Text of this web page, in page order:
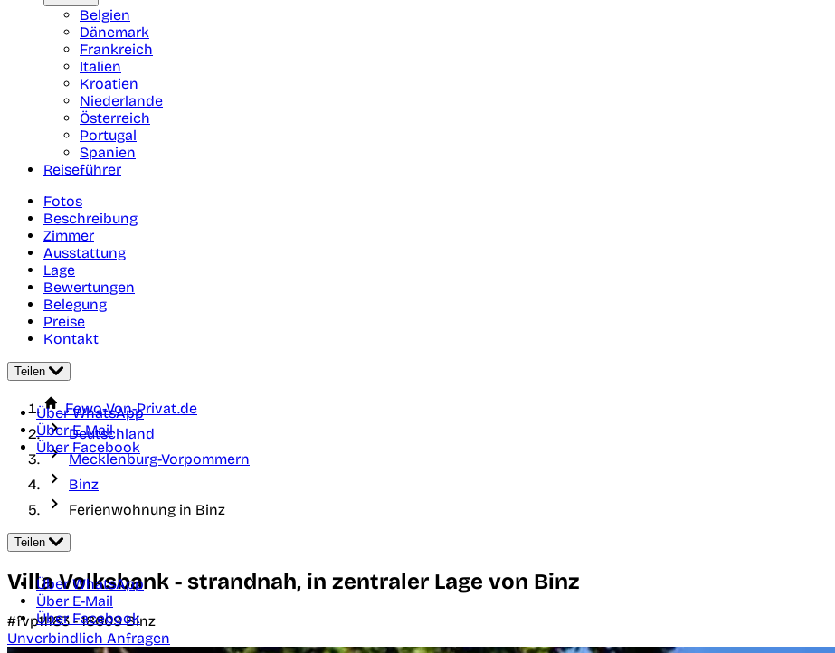
Belgien
Dänemark
Frankreich
Italien
Kroatien
Niederlande
Österreich
Portugal
Spanien
Reiseführer
Fotos
Beschreibung
Zimmer
Ausstattung
Lage
Bewertungen
Belegung
Preise
Kontakt
Teilen
Über WhatsApp
Über E-Mail
Über Facebook
Fewo-Von-Privat.de
Deutschland
Mecklenburg-Vorpommern
Binz
Ferienwohnung in Binz
Teilen
Über WhatsApp
Über E-Mail
Über Facebook
Villa Volksbank - strandnah, in zentraler Lage von Binz
#fvp11183 -18609Binz
Unverbindlich Anfragen